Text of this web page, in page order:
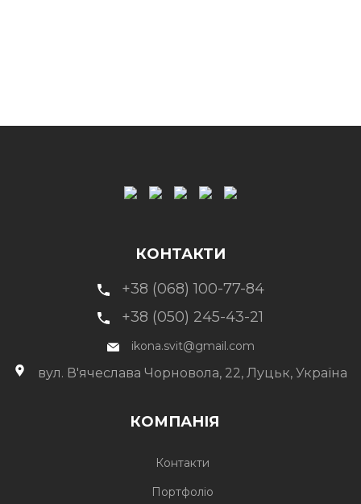
КОМПАНІЯ
Контакти
Портфоліо
КОНТАКТИ
+38 (068) 100-77-84
+38 (050) 245-43-21
ikona.svit@gmail.com
вул. В'ячеслава Чорновола, 22, Луцьк, Україна